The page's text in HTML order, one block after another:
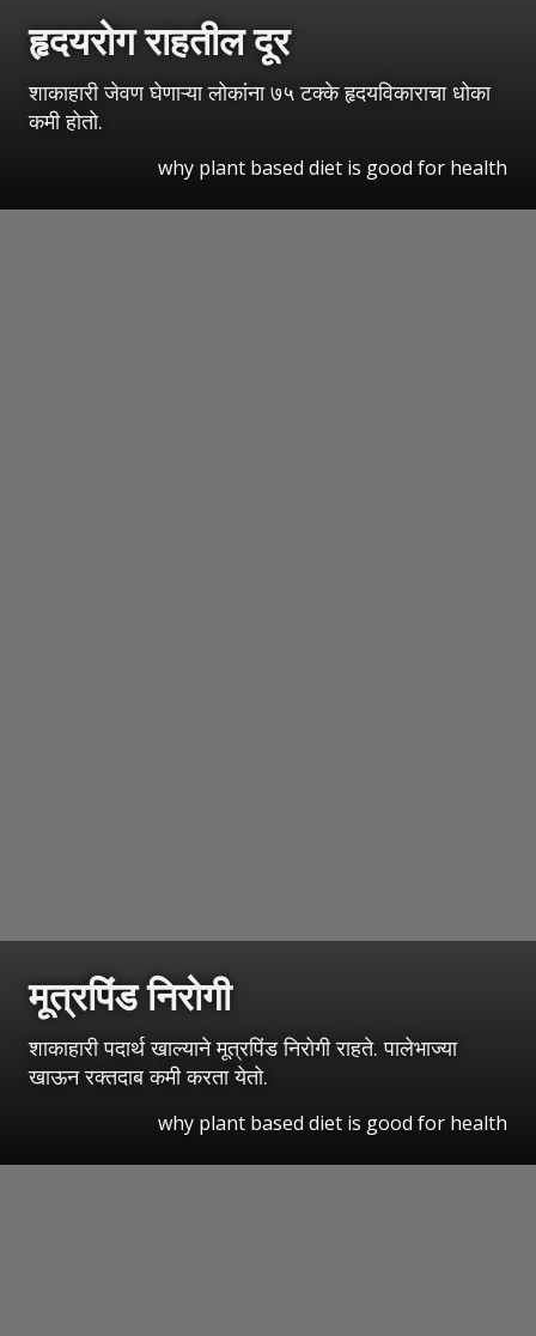
हृदयरोग राहतील दूर
शाकाहारी जेवण घेणाऱ्या लोकांना ७५ टक्के हृदयविकाराचा धोका
कमी होतो.
why plant based diet is good for health
मूत्रपिंड निरोगी
शाकाहारी पदार्थ खाल्याने मूत्रपिंड निरोगी राहते. पालेभाज्या
खाऊन रक्तदाब कमी करता येतो.
why plant based diet is good for health